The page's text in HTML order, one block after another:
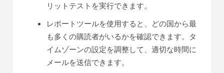
リットテストを実行できます。
レポートツールを使用すると、どの国から最
も多くの購読者がいるかを確認できます。タ
イムゾーンの設定を調整して、適切な時間に
メールを送信できます。